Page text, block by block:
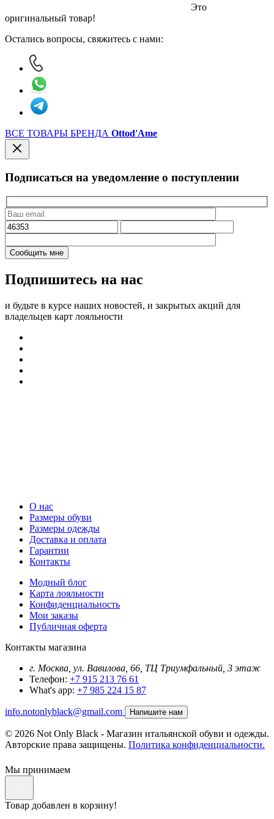
Это
оригинальный товар!
Остались вопросы, свяжитесь с нами:
ВСЕ ТОВАРЫ БРЕНДА Ottod'Ame
Подписаться на уведомление о поступлении
Подпишитесь на нас
и будьте в курсе наших новостей, и закрытых акций для
владельцев карт лояльности
О нас
Размеры обуви
Размеры одежды
Доставка и оплата
Гарантии
Контакты
Модный блог
Карта лояльности
Конфиденциальность
Мои заказы
Публичная оферта
Контакты магазина
г. Москва, ул. Вавилова, 66, ТЦ Триумфальный, 3 этаж
Телефон: +7 915 213 76 61
What's app: +7 985 224 15 87
info.notonlyblack@gmail.com Напишите нам
© 2026 Not Only Black - Магазин итальянской обуви и одежды.
Авторские права защищены. Политика конфиденциальности.
Мы принимаем
Товар добавлен в корзину!